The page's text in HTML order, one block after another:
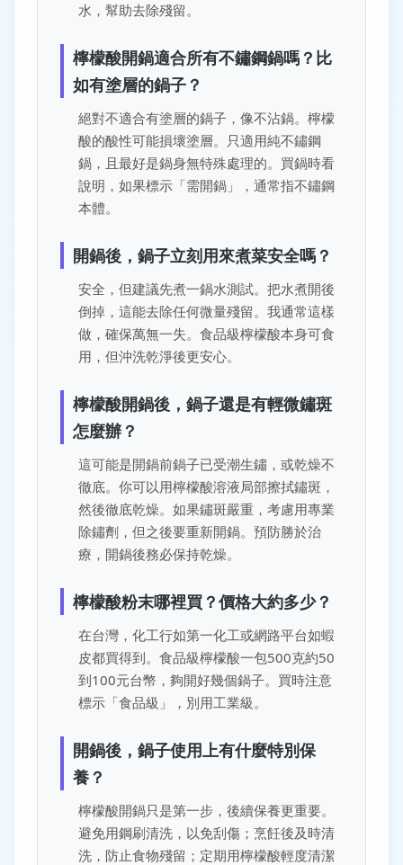
水，幫助去除殘留。
檸檬酸開鍋適合所有不鏽鋼鍋嗎？比
如有塗層的鍋子？
絕對不適合有塗層的鍋子，像不沾鍋。檸檬
酸的酸性可能損壞塗層。只適用純不鏽鋼
鍋，且最好是鍋身無特殊處理的。買鍋時看
說明，如果標示「需開鍋」，通常指不鏽鋼
本體。
開鍋後，鍋子立刻用來煮菜安全嗎？
安全，但建議先煮一鍋水測試。把水煮開後
倒掉，這能去除任何微量殘留。我通常這樣
做，確保萬無一失。食品級檸檬酸本身可食
用，但沖洗乾淨後更安心。
檸檬酸開鍋後，鍋子還是有輕微鏽斑
怎麼辦？
這可能是開鍋前鍋子已受潮生鏽，或乾燥不
徹底。你可以用檸檬酸溶液局部擦拭鏽斑，
然後徹底乾燥。如果鏽斑嚴重，考慮用專業
除鏽劑，但之後要重新開鍋。預防勝於治
療，開鍋後務必保持乾燥。
檸檬酸粉末哪裡買？價格大約多少？
在台灣，化工行如第一化工或網路平台如蝦
皮都買得到。食品級檸檬酸一包500克約50
到100元台幣，夠開好幾個鍋子。買時注意
標示「食品級」，別用工業級。
開鍋後，鍋子使用上有什麼特別保
養？
檸檬酸開鍋只是第一步，後續保養更重要。
避免用鋼刷清洗，以免刮傷；烹飪後及時清
洗，防止食物殘留；定期用檸檬酸輕度清潔